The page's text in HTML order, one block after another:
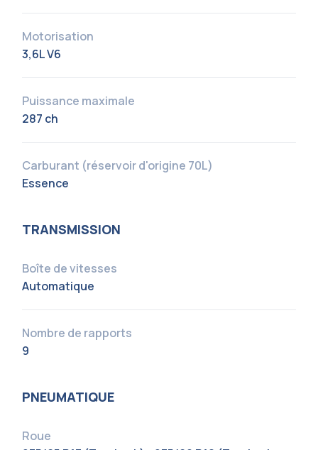
Motorisation
3,6L V6
Puissance maximale
287 ch
Carburant (réservoir d'origine 70L)
Essence
TRANSMISSION
Boîte de vitesses
Automatique
Nombre de rapports
9
PNEUMATIQUE
Roue